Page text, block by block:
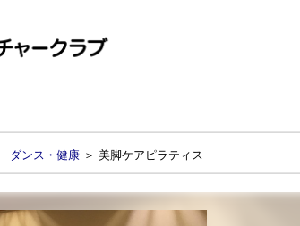
ダンス・健康 ＞ 美脚ケアピラティス